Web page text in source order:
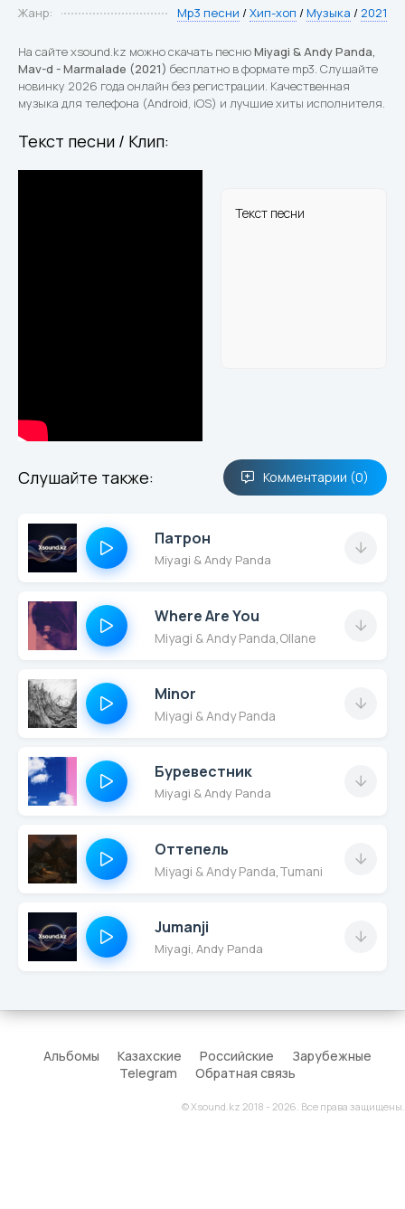
Жанр:
Mp3 песни /Хип-хоп / Музыка / 2021
На сайте xsound.kz можно скачать песнюMiyagi & Andy Panda,
Mav-d - Marmalade (2021) бесплатно в формате mp3. Слушайте
новинку 2026 года онлайн без регистрации. Качественная
музыка для телефона (Android, iOS) и лучшие хиты исполнителя.
Текст песни / Клип:
Текст песни
Слушайте также: Комментарии (0)
Патрон
Miyagi & Andy Panda
Where Are You
Miyagi & Andy Panda Ollane
Minor
Miyagi & Andy Panda
Буревестник
Miyagi & Andy Panda
Оттепель
Miyagi & Andy Panda TumaniYO
Jumanji
Miyagi, Andy Panda
Альбомы Казахские Российские
Зарубежные
Telegram
Обратная связь
© Xsound.kz 2018 - 2026. Все права защищены.